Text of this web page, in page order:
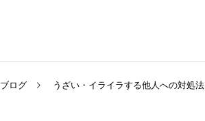
ブログ うざい・イライラする他人への対処法